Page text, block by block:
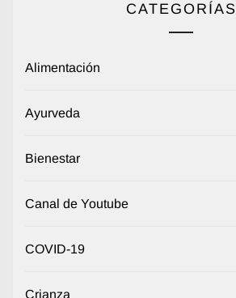
CATEGORÍAS
Alimentación
Ayurveda
Bienestar
Canal de Youtube
COVID-19
Crianza